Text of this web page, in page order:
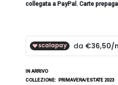
collegata a PayPal. Carte
IN ARRIVO
COLLEZIONE: PRIMAVERA/ESTATE 2023